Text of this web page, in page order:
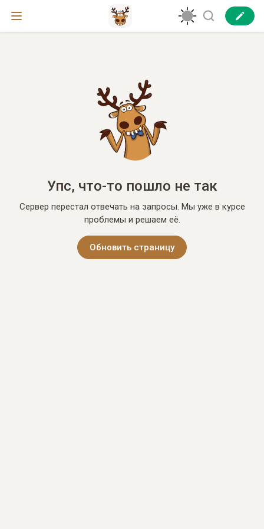
Упс, что-то пошло не так
Сервер перестал отвечать на запросы. Мы уже в курсе
проблемы и решаем её.
Обновить страницу